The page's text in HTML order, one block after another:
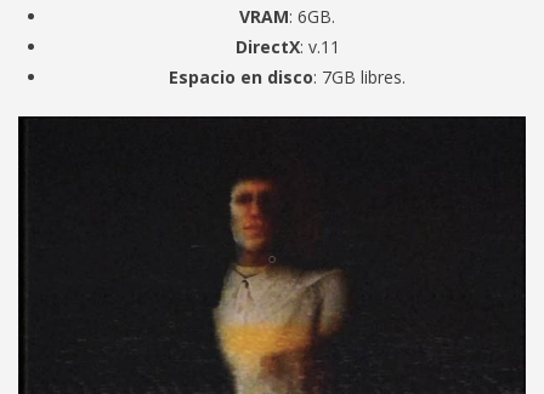
VRAM: 6GB.
DirectX: v.11
Espacio en disco: 7GB libres.